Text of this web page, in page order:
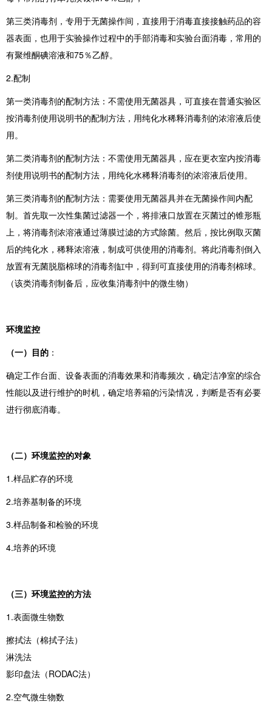
第三类消毒剂，专用于无菌操作间，直接用于消毒直接接触药品的容
器表面，也用于实验操作过程中的手部消毒和实验台面消毒，常用的
有聚维酮碘溶液和75％乙醇。
2.配制
第一类消毒剂的配制方法：不需使用无菌器具，可直接在普通实验区
按消毒剂使用说明书的配制方法，用纯化水稀释消毒剂的浓溶液后使
用。
第二类消毒剂的配制方法：不需使用无菌器具，应在更衣室内按消毒
剂使用说明书的配制方法，用纯化水稀释消毒剂的浓溶液后使用。
第三类消毒剂的配制方法：需要使用无菌器具并在无菌操作间内配
制。首先取一次性集菌过滤器一个，将排液口放置在灭菌过的锥形瓶
上，将消毒剂浓溶液通过薄膜过滤的方式除菌。然后，按比例取灭菌
后的纯化水，稀释浓溶液，制成可供使用的消毒剂。将此消毒剂倒入
放置有无菌脱脂棉球的消毒剂缸中，得到可直接使用的消毒剂棉球。
（该类消毒剂制备后，应收集消毒剂中的微生物）
环境监控
（一）目的 ：
确定工作台面、设备表面的消毒效果和消毒频次，确定洁净室的综合
性能以及进行维护的时机，确定培养箱的污染情况，判断是否有必要
进行彻底消毒。
（二）环境监控的对象
1.样品贮存的环境
2.培养基制备的环境
3.样品制备和检验的环境
4.培养的环境
（三）环境监控的方法
1.表面微生物数
擦拭法（棉拭子法）
淋洗法
影印盘法（RODAC法）
2.空气微生物数